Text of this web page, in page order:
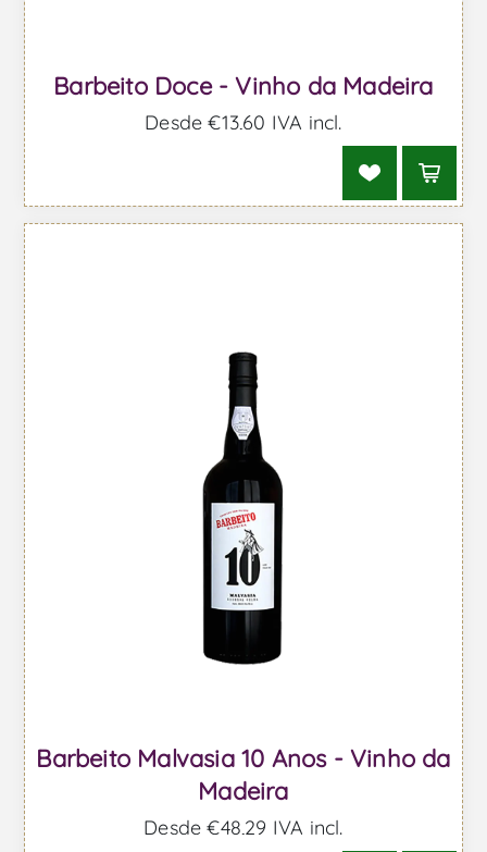
Barbeito Doce - Vinho da Madeira
Desde €13,60 IVA incl.
Barbeito Malvasia 10 Anos - Vinho da
Madeira
Desde €48,29 IVA incl.